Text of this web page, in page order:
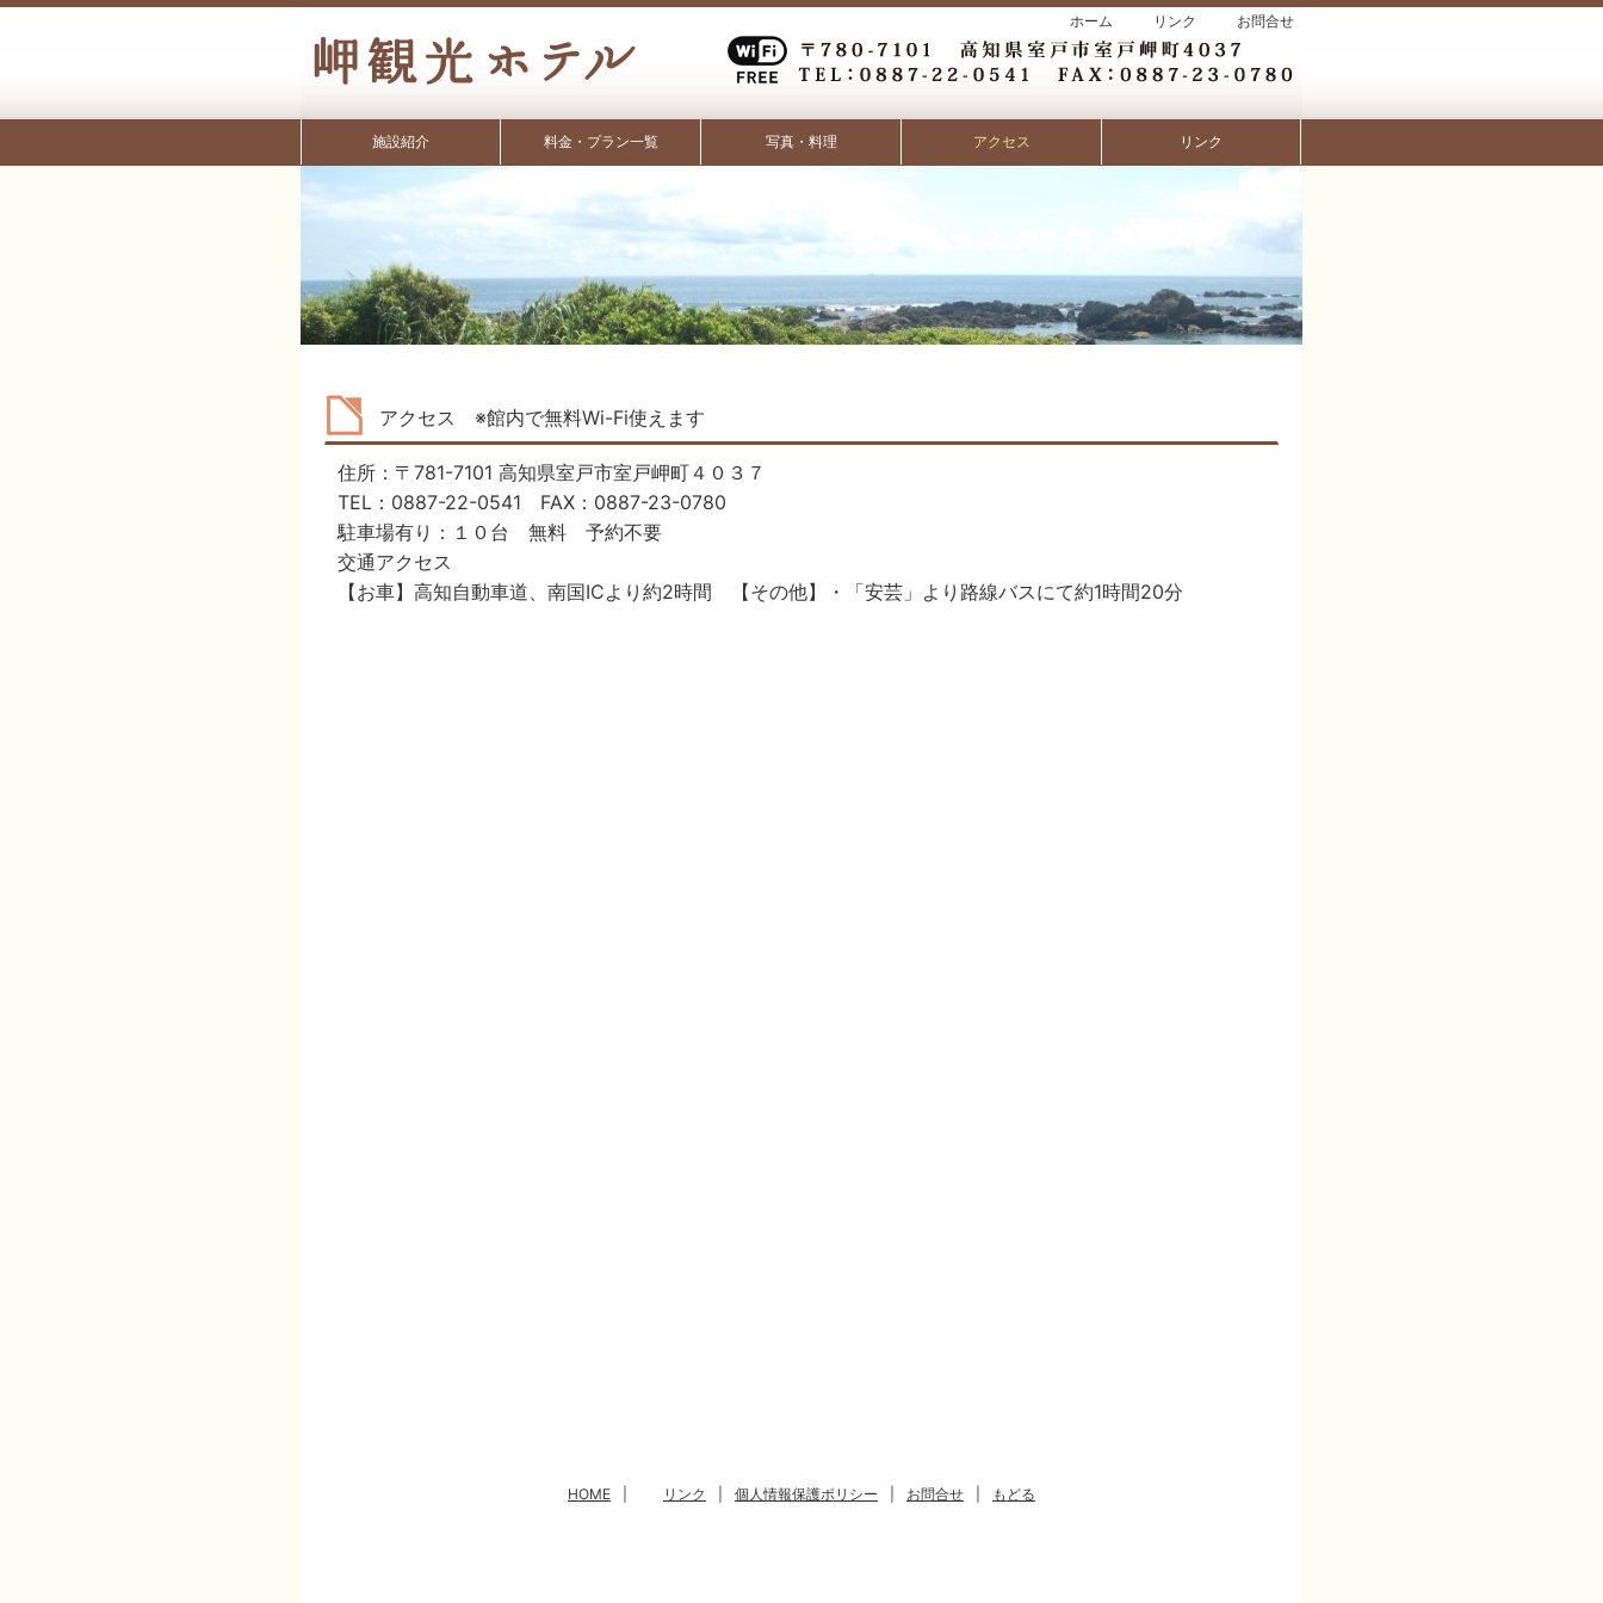
お問合せ
リンク
ホーム
施設紹介 料金・プラン一覧 写真・料理 アクセス リンク
アクセス ※館内で無料Wi-Fi使えます
住所：〒781-7101 高知県室戸市室戸岬町４０３７
TEL：0887-22-0541 FAX：0887-23-0780
駐車場有り：１０台 無料 予約不要
交通アクセス
【お車】高知自動車道、南国ICより約2時間 【その他】・「安芸」より路線バスにて約1時間20分
HOME リンク 個人情報保護ポリシー お問合せ もどる